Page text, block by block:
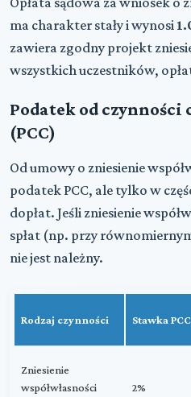
ma charakter stały i wynosi
zawiera zgodny projekt
wszystkich uczestników,
Podatek od
(PCC)
Od umowy o zniesienie
podatek PCC, ale tylko w
dopłat. Jeśli zniesienie
spłat (np. przy
nie jest należny.
Rodzaj czynności Stawka PCC
Zniesienie
współwłasności
2%